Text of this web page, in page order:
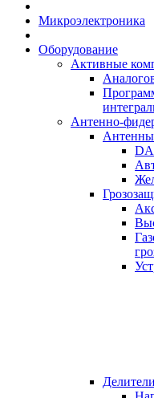
Микроэлектроника
Оборудование
Активные
Антенно-
Антенны